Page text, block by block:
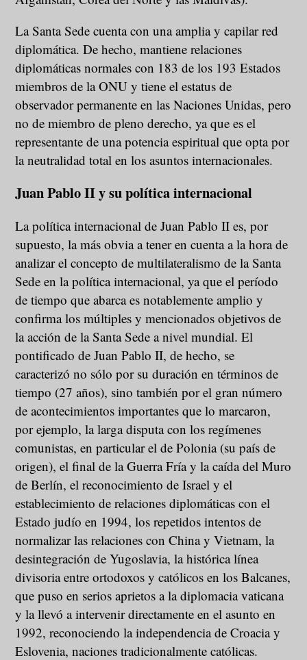
La Santa Sede cuenta con una amplia y capilar red
diplomática. De hecho, mantiene relaciones
diplomáticas normales con 183 de los 193 Estados
miembros de la ONU y tiene el estatus de
observador permanente en las Naciones Unidas, pero
no de miembro de pleno derecho, ya que es el
representante de una potencia espiritual que opta por
la neutralidad total en los asuntos internacionales.
Juan Pablo II y su política internacional
La política internacional de Juan Pablo II es, por
supuesto, la más obvia a tener en cuenta a la hora de
analizar el concepto de multilateralismo de la Santa
Sede en la política internacional, ya que el período
de tiempo que abarca es notablemente amplio y
confirma los múltiples y mencionados objetivos de
la acción de la Santa Sede a nivel mundial. El
pontificado de Juan Pablo II, de hecho, se
caracterizó no sólo por su duración en términos de
tiempo (27 años), sino también por el gran número
de acontecimientos importantes que lo marcaron,
por ejemplo, la larga disputa con los regímenes
comunistas, en particular el de Polonia (su país de
origen), el final de la Guerra Fría y la caída del Muro
de Berlín, el reconocimiento de Israel y el
establecimiento de relaciones diplomáticas con el
Estado judío en 1994, los repetidos intentos de
normalizar las relaciones con China y Vietnam, la
desintegración de Yugoslavia, la histórica línea
divisoria entre ortodoxos y católicos en los Balcanes,
que puso en serios aprietos a la diplomacia vaticana
y la llevó a intervenir directamente en el asunto en
1992, reconociendo la independencia de Croacia y
Eslovenia, naciones tradicionalmente católicas.